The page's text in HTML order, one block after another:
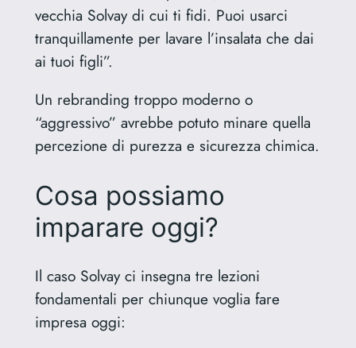
vecchia Solvay di cui ti fidi. Puoi usarci
tranquillamente per lavare l’insalata che dai
ai tuoi figli”.
Un rebranding troppo moderno o
“aggressivo” avrebbe potuto minare quella
percezione di purezza e sicurezza chimica.
Cosa possiamo
imparare oggi?
Il caso Solvay ci insegna tre lezioni
fondamentali per chiunque voglia fare
impresa oggi: